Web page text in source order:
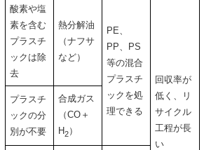
酸素や塩
素を含む
プラスチ
ックは除
去
熱分解油
（ナフサ
など）
PE、
PP、PS
等の混合
プラスチ
ックを処
理できる
回収率が
低く、リ
サイクル
工程が長
い
プラスチ
ックの分
別が不要
合成ガス
（CO＋
H2）